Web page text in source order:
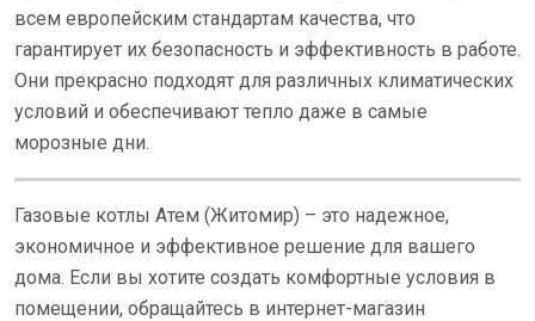
всем европейским стандартам качества, что
гарантирует их безопасность и эффективность в работе.
Они прекрасно подходят для различных климатических
условий и обеспечивают тепло даже в самые
морозные дни.
Газовые котлы Атем (Житомир) – это надежное,
экономичное и эффективное решение для вашего
дома. Если вы хотите создать комфортные условия в
помещении, обращайтесь в интернет-магазин